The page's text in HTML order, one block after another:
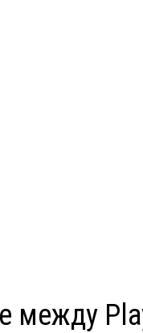
между